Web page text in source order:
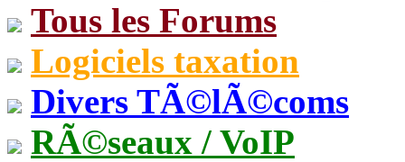
Tous les Forums
Logiciels taxation
Divers TÃ©lÃ©coms
RÃ©seaux / VoIP